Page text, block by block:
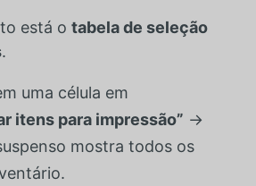
está o tabela de seleção
.
uma célula em
itens para impressão” →
mostra todos os